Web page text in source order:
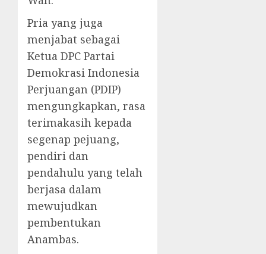
Pria yang juga
menjabat sebagai
Ketua DPC Partai
Demokrasi Indonesia
Perjuangan (PDIP)
mengungkapkan, rasa
terimakasih kepada
segenap pejuang,
pendiri dan
pendahulu yang telah
berjasa dalam
mewujudkan
pembentukan
Anambas.